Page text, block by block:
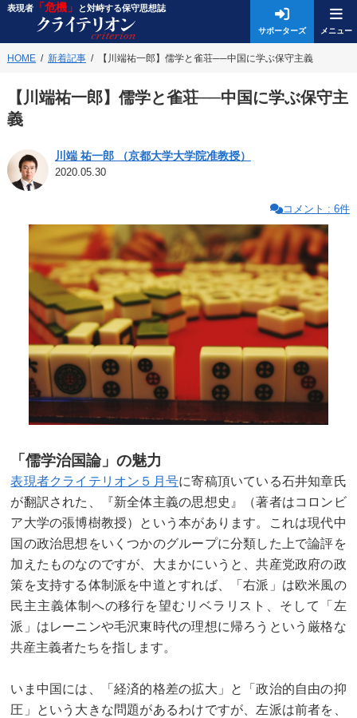
表現者「危機」 と対峙する保守思想誌
サポーターズ
HOME 新着記事 【川端祐一郎】儒学と雀荘──中国に学ぶ保守主義
【川端祐一郎】儒学と雀荘──中国に学ぶ保守主
義
川端 祐一郎 （京都大学大学院准教授）
2020.05.30
コメント : 6件
「儒学治国論」の魅力
表現者クライテリオン５月号に寄稿頂いている石井知章氏
が翻訳された、『新全体主義の思想史』（著者はコロンビ
ア大学の張博樹教授）という本があります。これは現代中
国の政治思想をいくつかのグループに分類した上で論評を
加えたものなのですが、大まかにいうと、共産党政府の政
策を支持する体制派を中道とすれば、「右派」は欧米風の
民主主義体制への移行を望むリベラリスト、そして「左
派」はレーニンや毛沢東時代の理想に帰ろうという厳格な
共産主義者たちを指します。
いま中国には、「経済的格差の拡大」と「政治的自由の抑
圧」という大きな問題があるわけですが、左派は前者を、